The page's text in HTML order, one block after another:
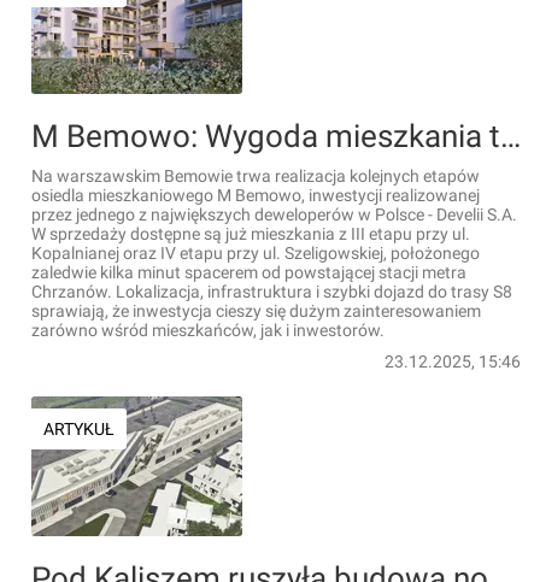
M Bemowo: Wygoda mieszkania tuż przy stacji metra [WIZUALIZACJE]
Na warszawskim Bemowie trwa realizacja kolejnych etapów
osiedla mieszkaniowego M Bemowo, inwestycji realizowanej
przez jednego z największych deweloperów w Polsce - Develii S.A.
W sprzedaży dostępne są już mieszkania z III etapu przy ul.
Kopalnianej oraz IV etapu przy ul. Szeligowskiej, położonego
zaledwie kilka minut spacerem od powstającej stacji metra
Chrzanów. Lokalizacja, infrastruktura i szybki dojazd do trasy S8
sprawiają, że inwestycja cieszy się dużym zainteresowaniem
zarówno wśród mieszkańców, jak i inwestorów.
23.12.2025, 15:46
ARTYKUŁ